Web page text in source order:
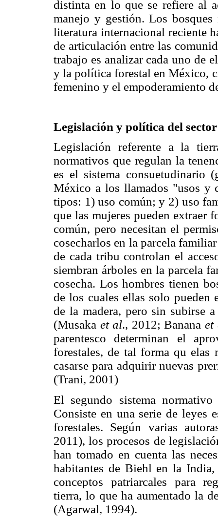
distinta en lo que se refiere al
manejo y gestión. Los
literatura internacional reciente
de articulación entre las
trabajo es analizar cada uno de
y la política forestal en México,
femenino y el empoderamiento
Legislación y política del
Legislación referente a la
normativos que regulan la
es el sistema consuetudinario
México a los llamados "usos y
tipos: 1) uso común; y 2) uso
que las mujeres pueden extraer
común, pero necesitan el
cosecharlos en la parcela
de cada tribu controlan el
siembran árboles en la parcela
cosecha. Los hombres tienen
de los cuales ellas solo pueden
de la madera, pero sin subirse
(Musaka et al., 2012; Banana et
parentesco determinan el
forestales, de tal forma qu elas
casarse para adquirir nuevas
(Trani, 2001)
El segundo sistema
Consiste en una serie de leyes
forestales. Según varias
2011), los procesos de
han tomado en cuenta las
habitantes de Biehl en la
conceptos patriarcales para
tierra, lo que ha aumentado la
(Agarwal, 1994).